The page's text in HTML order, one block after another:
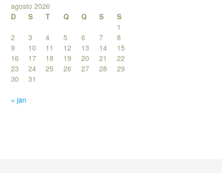
agosto 2026
D
S T Q Q S
S
1
2
3 4 5 6 7
8
9
10 11 12 13 14
15
16
17 18 19 20 21
22
23
24 25 26 27 28
29
30
31
« jan